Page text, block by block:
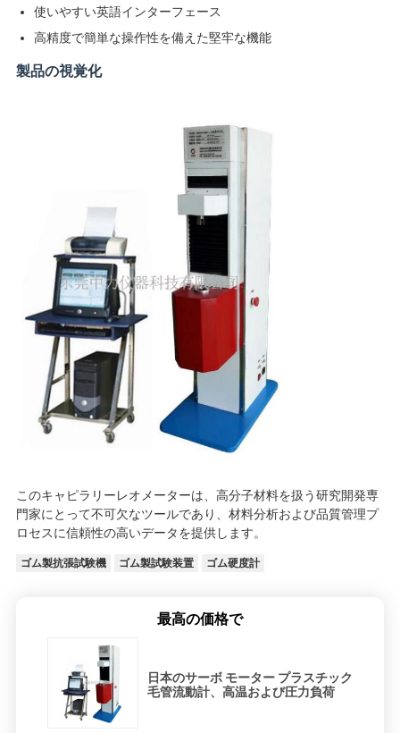
引
用
を
SHOW
SITEMAP
PRIVACY
POLICY
使いやすい英語インターフェース
高精度で簡単な操作性を備えた堅牢な機能
製品の視覚化
このキャピラリーレオメーターは、高分子材料を扱う研究開発専
門家にとって不可欠なツールであり、材料分析および品質管理プ
ロセスに信頼性の高いデータを提供します。
ゴム製抗張試験機 ゴム製試験装置 ゴム硬度計
最高の価格で
日本のサーボ モーター プラスチック
毛管流動計、高温および圧力負荷